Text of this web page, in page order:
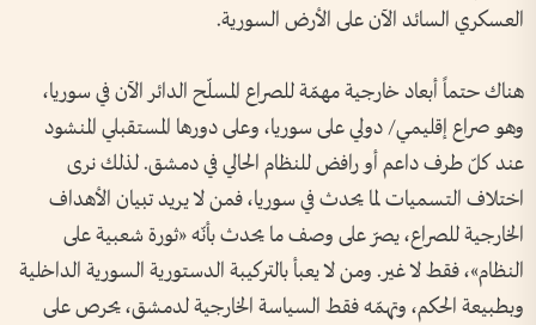
العسكري السائد الآن على الأرض السورية.
هناك حتماً أبعاد خارجية مهمّة للصراع المسلّح الدائر الآن في سوريا،
وهو صراع إقليمي/ دولي على سوريا، وعلى دورها المستقبلي المنشود
عند كلّ طرف داعم أو رافض للنظام الحالي في دمشق. لذلك نرى
اختلاف التسميات لما يحدث في سوريا، فمن لا يريد تبيان الأهداف
الخارجية للصراع، يصرّ على وصف ما يحدث بأنّه «ثورة شعبية على
النظام»، فقط لا غير. ومن لا يعبأ بالتركيبة الدستورية السورية الداخلية
وبطبيعة الحكم، وتهمّه فقط السياسة الخارجية لدمشق، يحرص على